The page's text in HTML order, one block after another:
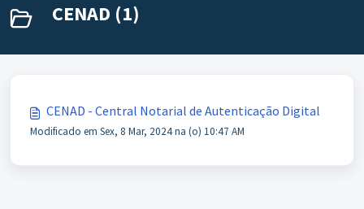
CENAD (1)
CENAD - Central Notarial de Autenticação Digital
Modificado em Sex, 8 Mar, 2024 na (o) 10:47 AM